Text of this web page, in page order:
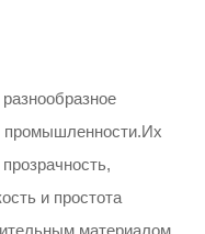
промышленности.Их
и простота
материалом